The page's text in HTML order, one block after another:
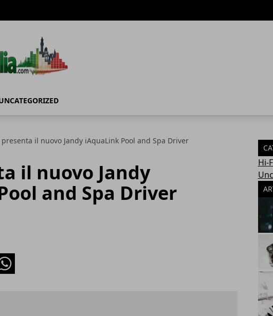
presenta il nuovo Jandy iAquaLink Pool and Spa Driver
il nuovo Jandy
and Spa Driver
Hi-